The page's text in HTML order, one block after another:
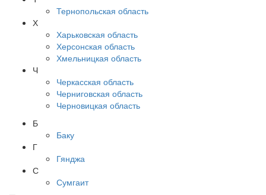
Тернопольская область
Х
Харьковская область
Херсонская область
Хмельницкая область
Ч
Черкасская область
Черниговская область
Черновицкая область
Б
Баку
Г
Гянджа
С
Сумгаит